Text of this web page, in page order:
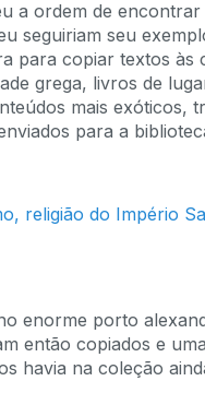
a ordem de
seguiriam seu
para copiar textos às
grega, livros de
mais exóticos,
para a
religião do Império
enorme porto
então copiados e
havia na coleção